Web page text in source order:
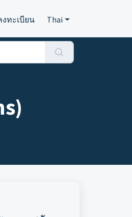
งทะเบียน Thai